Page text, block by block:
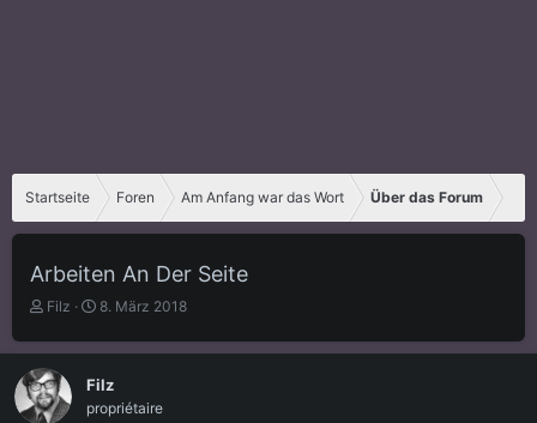
Startseite Foren Am Anfang war das Wort Über das Forum
Arbeiten An Der Seite
E
s
t
e
l
Filz
E
s
e
l
8. März 2018
Filz
propriétaire